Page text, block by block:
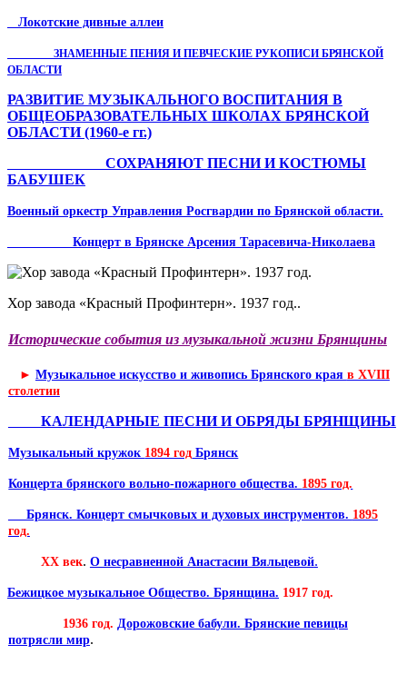
Локотские дивные аллеи
ЗНАМЕННЫЕ ПЕНИЯ И ПЕВЧЕСКИЕ РУКОПИСИ БРЯНСКОЙ
ОБЛАСТИ
РАЗВИТИЕ МУЗЫКАЛЬНОГО ВОСПИТАНИЯ В
ОБЩЕОБРАЗОВАТЕЛЬНЫХ ШКОЛАХ БРЯНСКОЙ
ОБЛАСТИ (1960-е гг.)
СОХРАНЯЮТ ПЕСНИ И КОСТЮМЫ
БАБУШЕК
Военный оркестр Управления Росгвардии по Брянской области.
Концерт в Брянске Арсения Тарасевича-Николаева
Хор завода «Красный Профинтерн». 1937 год..
Исторические события из музыкальной жизни Брянщины
► Музыкальное искусство и живопись Брянского края в XVIII
столетии
КАЛЕНДАРНЫЕ ПЕСНИ И ОБРЯДЫ БРЯНЩИНЫ
Музыкальный кружок 1894 год Брянск
Концерта брянского вольно-пожарного общества. 1895 год.
Брянск. Концерт смычковых и духовых инструментов. 1895
год.
XX век. О несравненной Анастасии Вяльцевой.
Бежицкое музыкальное Общество. Брянщина. 1917 год.
1936 год. Дорожовские бабули. Брянские певицы
потрясли мир.